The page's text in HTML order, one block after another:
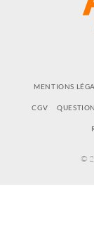
MENTIONS
CGV
©